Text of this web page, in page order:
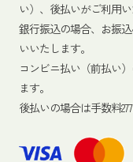
い）、後払いがご利用い
銀行振込の場合、お振
いいたします。
コンビニ払い（前払い
ます。
後払いの場合は手数料